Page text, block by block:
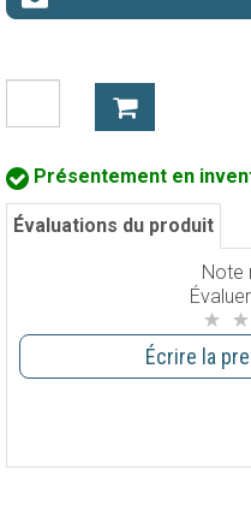
Présentement en
Évaluations du produit
Note
Écrire la